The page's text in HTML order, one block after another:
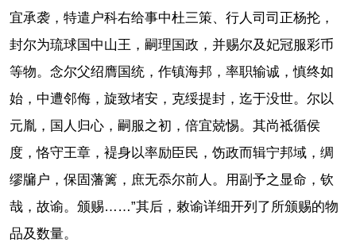
宜承袭，特遣户科右给事中杜三策、行人司司正杨抡，
封尔为琉球国中山王，嗣理国政，并赐尔及妃冠服彩币
等物。念尔父绍膺国统，作镇海邦，率职输诚，慎终如
始，中遭邻侮，旋致堵安，克绥提封，迄于没世。尔以
元胤，国人归心，嗣服之初，倍宜兢惕。其尚祗循侯
度，恪守王章，褆身以率励臣民，饬政而辑宁邦域，绸
缪牖户，保固藩篱，庶无忝尔前人。用副予之显命，钦
哉，故谕。颁赐……”其后，敕谕详细开列了所颁赐的物
品及数量。